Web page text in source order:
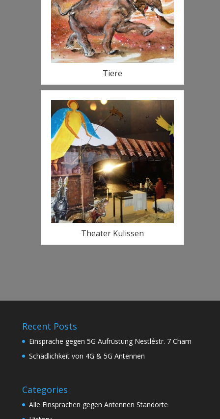
Tiere
Theater Kulissen
Recent Posts
Einsprache gegen 5G Aufrüstung Nestléstr. 7 Cham
Schädlichkeit von 4G & 5G Antennen
Categories
Alle Einsprachen gegen Antennen Standorte